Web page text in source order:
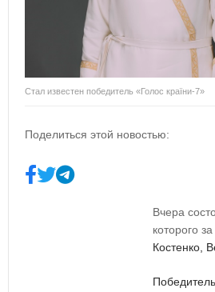
Стал известен победитель «Голос країни-7»
Поделиться этой новостью:
Вчера
которого
Костенко,